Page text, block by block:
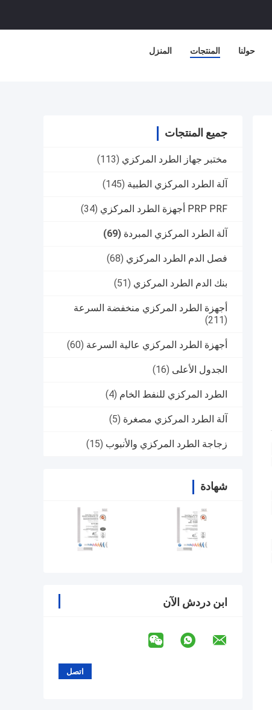
المنزل المنتجات حولنا
جميع المنتجات
مختبر جهاز الطرد المركزي (113)
آلة الطرد المركزي الطبية (145)
PRP PRF أجهزة الطرد المركزي (34)
آلة الطرد المركزي المبردة (69)
فصل الدم الطرد المركزي (68)
بنك الدم الطرد المركزي (51)
أجهزة الطرد المركزي منخفضة السرعة
(211)
أجهزة الطرد المركزي عالية السرعة (60)
الجدول الأعلى (16)
الطرد المركزي للنفط الخام (4)
آلة الطرد المركزي مصغرة (5)
زجاجة الطرد المركزي والأنبوب (15)
شهادة
ابن دردش الآن